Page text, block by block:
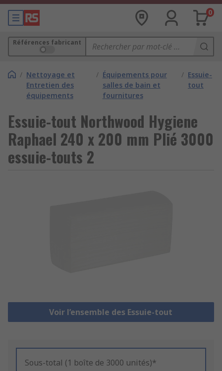
0
Références fabricant
/ Nettoyage et
Entretien des
équipements
/ Équipements pour
salles de bain et
fournitures
/ Essuie-
tout
Essuie-tout Northwood Hygiene
Raphael 240 x 200 mm Plié 3000
essuie-touts 2
Voir l’ensemble des Essuie-tout
Sous-total (1 boîte de 3000 unités)*